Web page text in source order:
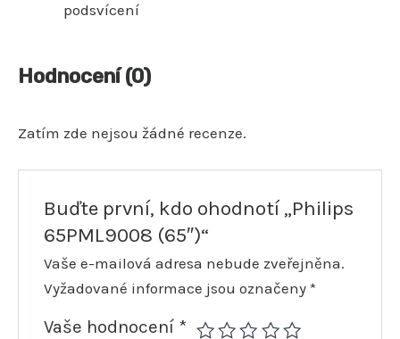
podsvícení
Hodnocení (0)
Zatím zde nejsou žádné recenze.
Buďte první, kdo ohodnotí „Philips
65PML9008 (65″)“
Vaše e-mailová adresa nebude zveřejněna.
Vyžadované informace jsou označeny*
Vaše hodnocení *